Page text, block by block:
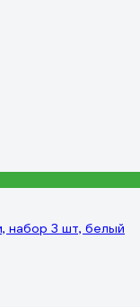
набор 3 шт, белый